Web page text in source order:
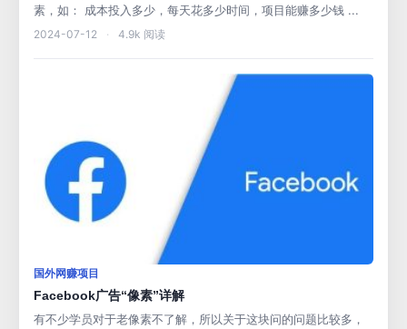
素，如： 成本投入多少，每天花多少时间，项目能赚多少钱 ...
2024-07-12 · 4.9k 阅读
国外网赚项目
Facebook广告“像素”详解
有不少学员对于老像素不了解，所以关于这块问的问题比较多，